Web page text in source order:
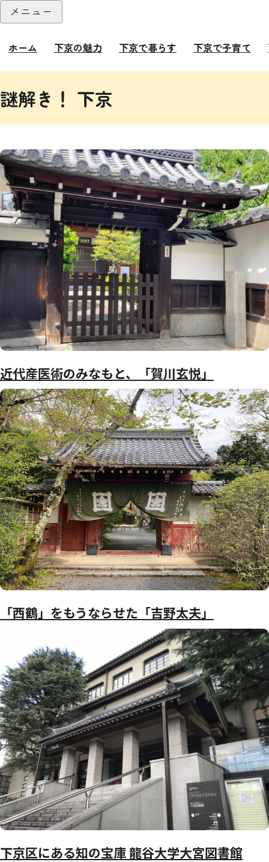
本文へ
メニュー
ホーム 下京の魅力 下京で暮らす 下京で子育て
謎解き！ 下京
近代産医術のみなもと、「賀川玄悦」
「西鶴」をもうならせた「吉野太夫」
下京区にある知の宝庫 龍谷大学大宮図書館